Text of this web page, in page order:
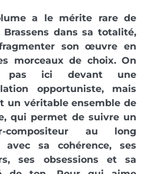
a le mérite rare de
Brassens dans sa totalité,
son œuvre en
morceaux de choix. On
pas ici devant une
opportuniste, mais
un véritable ensemble de
qui permet de suivre un
compositeur au long
avec sa cohérence, ses
ses obsessions et sa